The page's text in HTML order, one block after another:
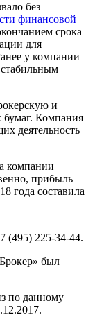
без
финансовой
срока
для
у компании
и
бумаг. Компания
деятельность
компании
прибыль
года составила
(495) 225-34-44.
был
по данному